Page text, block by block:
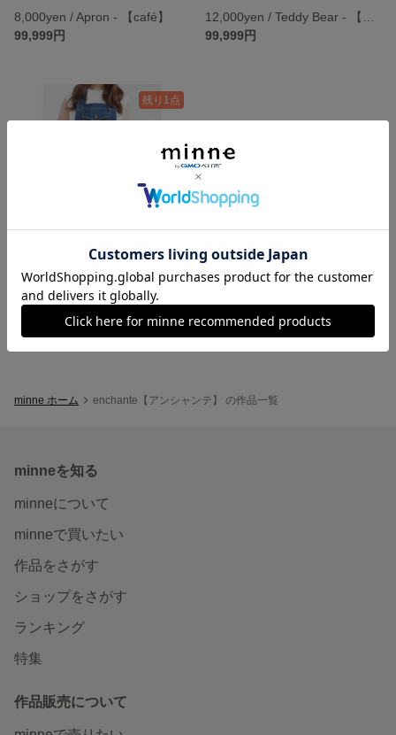
8,000yen / Apron - 【café】
99,999円
99,999円
残り1点
8,000yen / Apron - 【初めてベーカリーをする日に着たいエプロン】
99,999円
minne ホーム enchante【アンシャンテ】 の作品一覧
minneを知る
minneについて
minneで買いたい
作品をさがす
ショップをさがす
ランキング
特集
作品販売について